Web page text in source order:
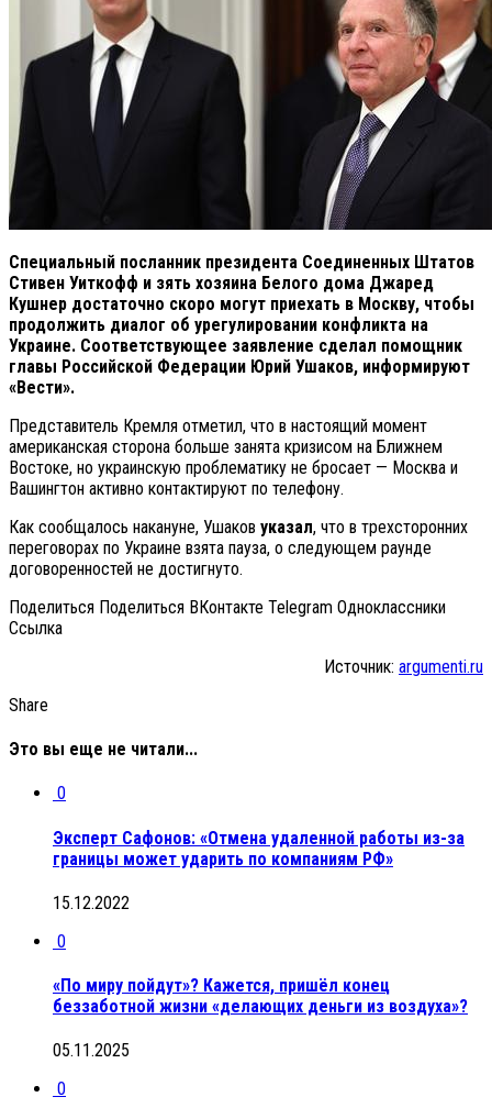
Специальный посланник президента Соединенных Штатов
Стивен Уиткофф и зять хозяина Белого дома Джаред
Кушнер достаточно скоро могут приехать в Москву, чтобы
продолжить диалог об урегулировании конфликта на
Украине. Соответствующее заявление сделал помощник
главы Российской Федерации Юрий Ушаков, информируют
«Вести».
Представитель Кремля отметил, что в настоящий момент
американская сторона больше занята кризисом на Ближнем
Востоке, но украинскую проблематику не бросает — Москва и
Вашингтон активно контактируют по телефону.
Как сообщалось накануне, Ушаков указал, что в трехсторонних
переговорах по Украине взята пауза, о следующем раунде
договоренностей не достигнуто.
Поделиться Поделиться ВКонтакте Telegram Одноклассники
Cсылка
Источник: argumenti.ru
Share
Это вы еще не читали...
0
Эксперт Сафонов: «Отмена удаленной работы из-за
границы может ударить по компаниям РФ»
15.12.2022
0
«По миру пойдут»? Кажется, пришёл конец
беззаботной жизни «делающих деньги из воздуха»?
05.11.2025
0